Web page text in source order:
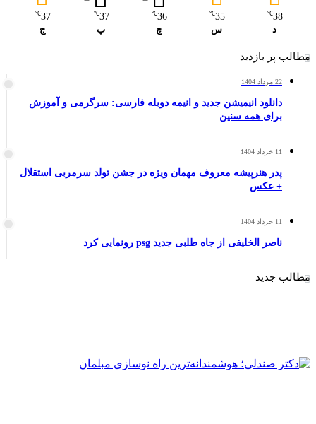
38
℃
د
35
℃
س
36
℃
چ
37
℃
پ
37
℃
ج
مطالب پر بازدید
22 مرداد 1404
دانلود انیمیشن جدید و انیمه دوبله فارسی: سرگرمی و آموزش
برای همه سنین
11 خرداد 1404
پدر هنرپیشه معروف مهمان ویژه در جشن تولد سرمربی استقلال
+ عکس
11 خرداد 1404
ناصر الخلیفی از جاه طلبی جدید psg رونمایی کرد
مطالب جدید